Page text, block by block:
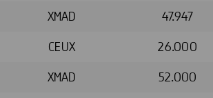
XMAD 47.947
CEUX 26.000
XMAD 52.000